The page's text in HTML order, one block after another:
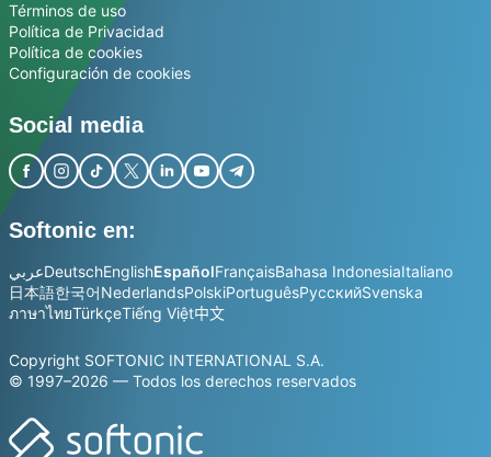
Términos de uso
Política de Privacidad
Política de cookies
Configuración de cookies
Social media
Softonic en:
عربيDeutschEnglishEspañolFrançaisBahasa IndonesiaItaliano
日本語한국어NederlandsPolskiPortuguêsРусскийSvenska
ภาษาไทยTürkçeTiếng Việt中文
Copyright SOFTONIC INTERNATIONAL S.A.
© 1997–2026 — Todos los derechos reservados